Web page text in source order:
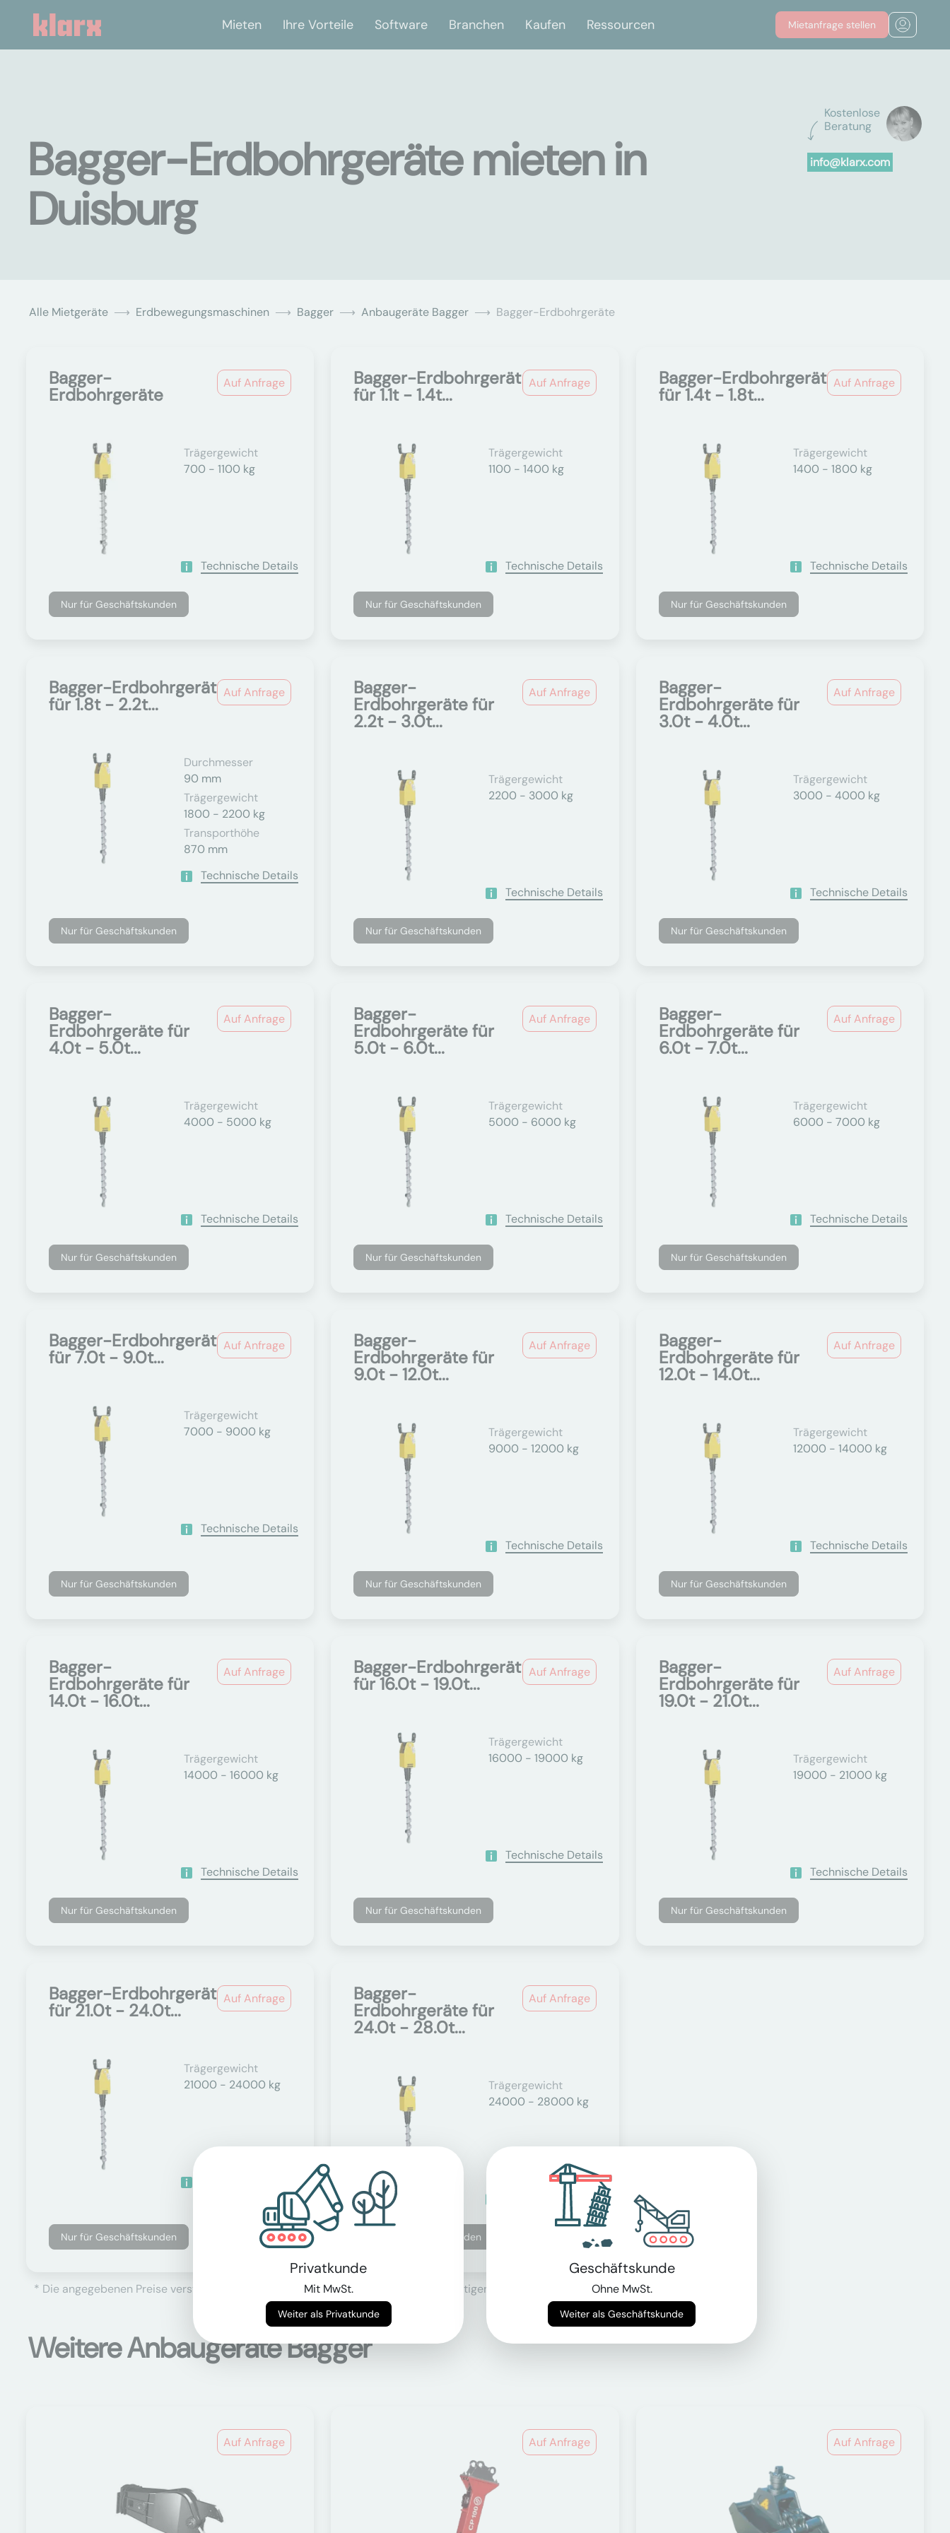
Mieten Ihre Vorteile Software Branchen Kaufen Ressourcen Mietanfrage stellen
Kostenlose
Beratung
info@klarx.com
Bagger-Erdbohrgeräte mieten in
Duisburg
Alle Mietgeräte Erdbewegungsmaschinen Bagger Anbaugeräte Bagger Bagger-Erdbohrgeräte
Auf Anfrage
Bagger-
Erdbohrgeräte
Trägergewicht
700 - 1100 kg
Technische Details
Nur für Geschäftskunden
Auf Anfrage
Bagger-Erdbohrgerät
für 1.1t - 1.4t...
Trägergewicht
1100 - 1400 kg
Technische Details
Nur für Geschäftskunden
Auf Anfrage
Bagger-Erdbohrgerät
für 1.4t - 1.8t...
Trägergewicht
1400 - 1800 kg
Technische Details
Nur für Geschäftskunden
Auf Anfrage
Bagger-Erdbohrgerät
für 1.8t - 2.2t...
Durchmesser
90 mm
Trägergewicht
1800 - 2200 kg
Transporthöhe
870 mm
Technische Details
Nur für Geschäftskunden
Auf Anfrage
Bagger-
Erdbohrgeräte für
2.2t - 3.0t...
Trägergewicht
2200 - 3000 kg
Technische Details
Nur für Geschäftskunden
Auf Anfrage
Bagger-
Erdbohrgeräte für
3.0t - 4.0t...
Trägergewicht
3000 - 4000 kg
Technische Details
Nur für Geschäftskunden
Auf Anfrage
Bagger-
Erdbohrgeräte für
4.0t - 5.0t...
Trägergewicht
4000 - 5000 kg
Technische Details
Nur für Geschäftskunden
Auf Anfrage
Bagger-
Erdbohrgeräte für
5.0t - 6.0t...
Trägergewicht
5000 - 6000 kg
Technische Details
Nur für Geschäftskunden
Auf Anfrage
Bagger-
Erdbohrgeräte für
6.0t - 7.0t...
Trägergewicht
6000 - 7000 kg
Technische Details
Nur für Geschäftskunden
Auf Anfrage
Bagger-Erdbohrgerät
für 7.0t - 9.0t...
Trägergewicht
7000 - 9000 kg
Technische Details
Nur für Geschäftskunden
Auf Anfrage
Bagger-
Erdbohrgeräte für
9.0t - 12.0t...
Trägergewicht
9000 - 12000 kg
Technische Details
Nur für Geschäftskunden
Auf Anfrage
Bagger-
Erdbohrgeräte für
12.0t - 14.0t...
Trägergewicht
12000 - 14000 kg
Technische Details
Nur für Geschäftskunden
Auf Anfrage
Bagger-
Erdbohrgeräte für
14.0t - 16.0t...
Trägergewicht
14000 - 16000 kg
Technische Details
Nur für Geschäftskunden
Auf Anfrage
Bagger-Erdbohrgerät
für 16.0t - 19.0t...
Trägergewicht
16000 - 19000 kg
Technische Details
Nur für Geschäftskunden
Auf Anfrage
Bagger-
Erdbohrgeräte für
19.0t - 21.0t...
Trägergewicht
19000 - 21000 kg
Technische Details
Nur für Geschäftskunden
Auf Anfrage
Bagger-Erdbohrgerät
für 21.0t - 24.0t...
Trägergewicht
21000 - 24000 kg
Nur für Geschäftskunden
Auf Anfrage
Bagger-
Erdbohrgeräte für
24.0t - 28.0t...
Trägergewicht
24000 - 28000 kg
Technische Details
Nur für Geschäftskunden
* Die angegebenen Preise verstehen sich als Netto-Preise, zuzüglich der derzeit gültigen gesetzlichen Mehrwertsteuer.
Weitere Anbaugeräte Bagger
Auf Anfrage Auf Anfrage Auf Anfrage
Privatkunde
Mit MwSt.
Weiter als Privatkunde
Geschäftskunde
Ohne MwSt.
Weiter als Geschäftskunde